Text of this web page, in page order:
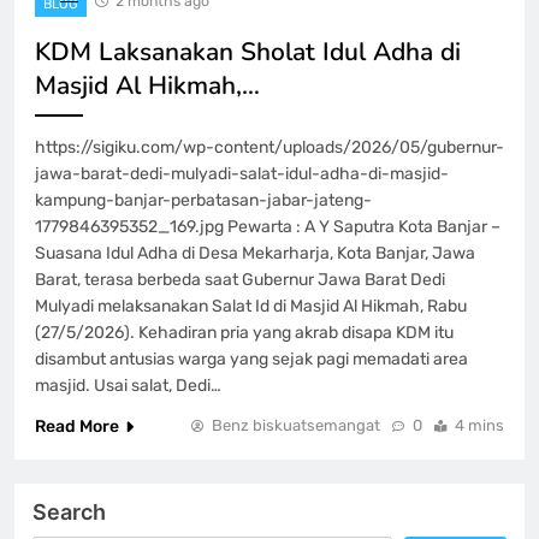
BLOG
KDM Laksanakan Sholat Idul Adha di
Masjid Al Hikmah,…
https://sigiku.com/wp-content/uploads/2026/05/gubernur-
jawa-barat-dedi-mulyadi-salat-idul-adha-di-masjid-
kampung-banjar-perbatasan-jabar-jateng-
1779846395352_169.jpg Pewarta : A Y Saputra Kota Banjar –
Suasana Idul Adha di Desa Mekarharja, Kota Banjar, Jawa
Barat, terasa berbeda saat Gubernur Jawa Barat Dedi
Mulyadi melaksanakan Salat Id di Masjid Al Hikmah, Rabu
(27/5/2026). Kehadiran pria yang akrab disapa KDM itu
disambut antusias warga yang sejak pagi memadati area
masjid. Usai salat, Dedi…
Read More
Benz biskuatsemangat 0 4 mins
Search